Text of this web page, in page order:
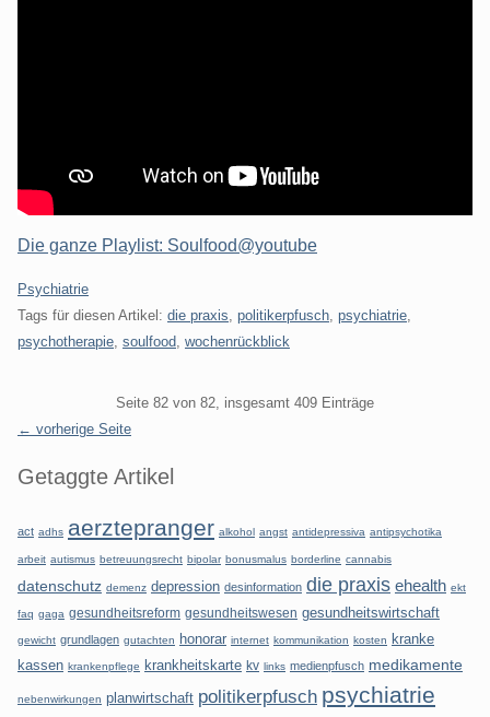
Die ganze Playlist: Soulfood@youtube
Kategorien:
Psychiatrie
Tags für diesen Artikel: die praxis politikerpfusch psychiatrie
psychotherapie soulfood wochenrückblick
PaginationSeite 82 von 82, insgesamt 409 Einträge
← vorherige Seite
Seitenleiste
Getaggte Artikel
act adhs aerztepranger alkohol angst antidepressiva antipsychotika
arbeit autismus betreuungsrecht bipolar bonusmalus borderline cannabis
datenschutz demenz depression desinformation die praxis ehealth ekt
faq gaga gesundheitsreform gesundheitswesen gesundheitswirtschaft
gewicht grundlagen gutachten honorar internet kommunikation kosten
kranke
kassen krankenpflege krankheitskarte kv links medienpfusch medikamente
nebenwirkungen planwirtschaft politikerpfusch psychiatrie